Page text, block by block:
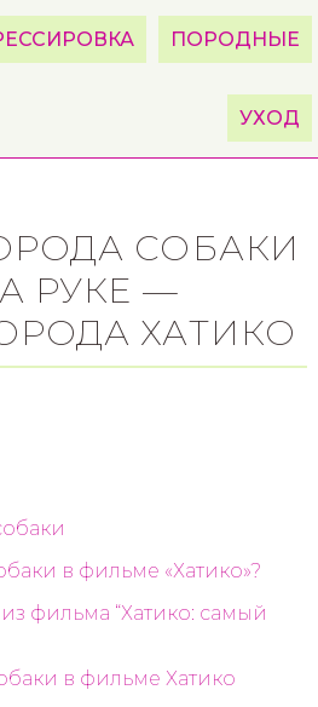
ПОРОДНЫЕ
УХОД
СОБАКИ
РУКЕ —
ХАТИКО
в фильме «Хатико»?
фильма “Хатико: самый
в фильме Хатико